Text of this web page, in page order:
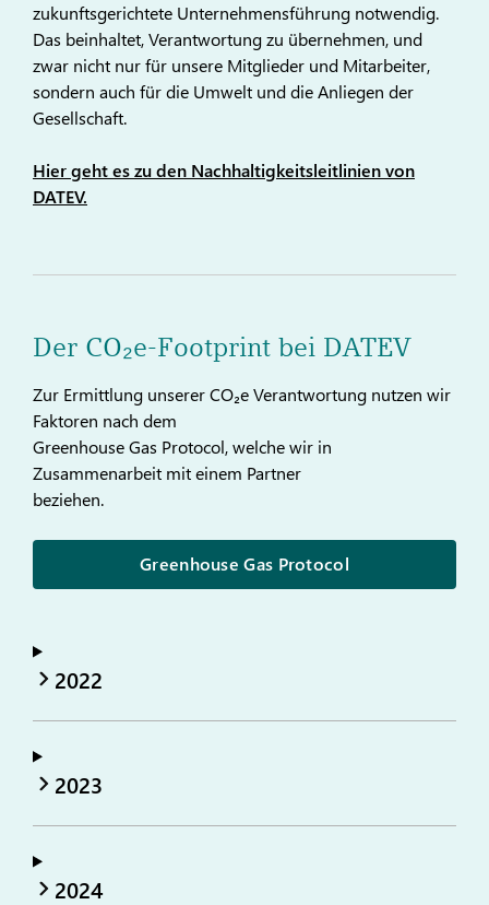
zukunftsgerichtete Unternehmensführung notwendig.
Das beinhaltet, Verantwortung zu übernehmen, und
zwar nicht nur für unsere Mitglieder und Mitarbeiter,
sondern auch für die Umwelt und die Anliegen der
Gesellschaft.
Hier geht es zu den Nachhaltigkeitsleitlinien von
DATEV.
Der CO₂e-Footprint bei DATEV
Zur Ermittlung unserer CO₂e Verantwortung nutzen wir
Faktoren nach dem
Greenhouse Gas Protocol, welche wir in
Zusammenarbeit mit einem Partner
beziehen.
Greenhouse Gas Protocol
2022
2023
2024